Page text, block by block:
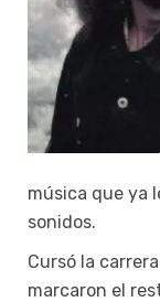
música que ya
sonidos.
Cursó la
marcaron el